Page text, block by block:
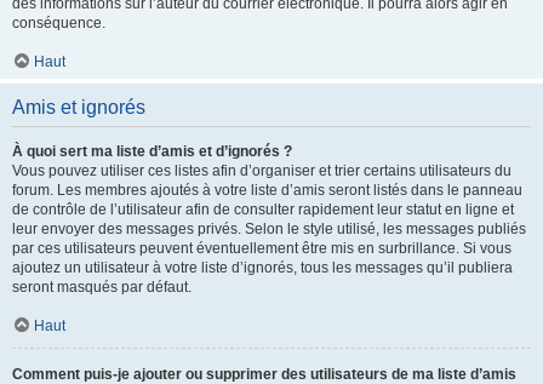
des informations sur l’auteur du courrier électronique. Il pourra alors agir en
conséquence.
Haut
Amis et ignorés
À quoi sert ma liste d’amis et d’ignorés ?
Vous pouvez utiliser ces listes afin d’organiser et trier certains utilisateurs du
forum. Les membres ajoutés à votre liste d’amis seront listés dans le panneau
de contrôle de l’utilisateur afin de consulter rapidement leur statut en ligne et
leur envoyer des messages privés. Selon le style utilisé, les messages publiés
par ces utilisateurs peuvent éventuellement être mis en surbrillance. Si vous
ajoutez un utilisateur à votre liste d’ignorés, tous les messages qu’il publiera
seront masqués par défaut.
Haut
Comment puis-je ajouter ou supprimer des utilisateurs de ma liste d’amis